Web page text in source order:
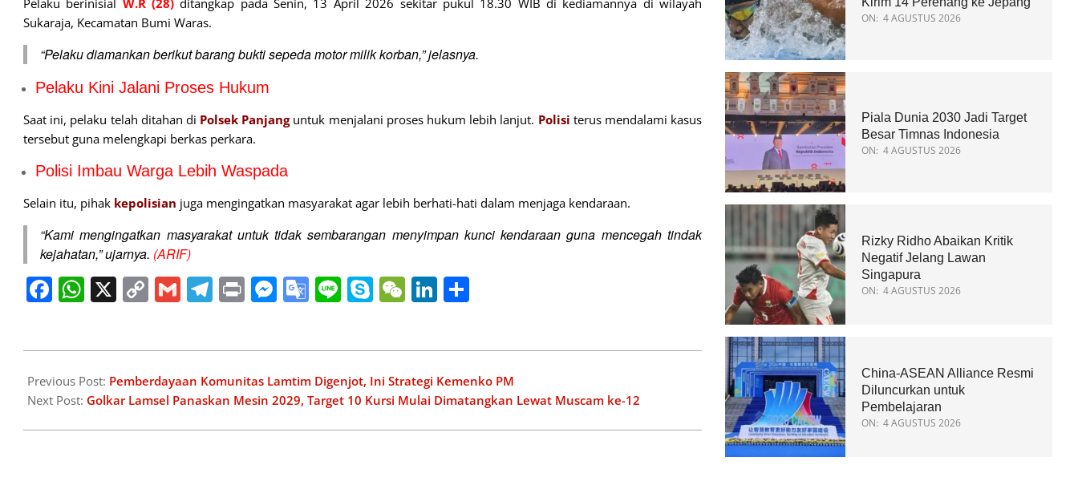
Pelaku berinisial W.R (28) ditangkap pada Senin, 13 April 2026 sekitar pukul 18.30 WIB di kediamannya di wilayah
Sukaraja, Kecamatan Bumi Waras.
“Pelaku diamankan berikut barang bukti sepeda motor milik korban,” jelasnya.
Pelaku Kini Jalani Proses Hukum
Saat ini, pelaku telah ditahan di Polsek Panjanguntuk menjalani proses hukum lebih lanjut. Polisi terus mendalami kasus
tersebut guna melengkapi berkas perkara.
Polisi Imbau Warga Lebih Waspada
Selain itu, pihak kepolisian juga mengingatkan masyarakat agar lebih berhati-hati dalam menjaga kendaraan.
“Kami mengingatkan masyarakat untuk tidak sembarangan menyimpan kunci kendaraan guna mencegah tindak
kejahatan,” ujarnya. (ARIF)
Facebook
WhatsApp
X CopyGmailTelegram
PrintMessenger
Google
LineSkypeWeChat
LinkedIn
04-
18
Previous Post: Pemberdayaan Komunitas Lamtim Digenjot, Ini Strategi Kemenko PM
Next Post: Golkar Lamsel Panaskan Mesin 2029, Target 10 Kursi Mulai Dimatangkan Lewat Muscam ke-12
ON: 4 AGUSTUS 2026
Piala Dunia 2030 Jadi Target
Besar Timnas Indonesia
ON: 4 AGUSTUS 2026
Rizky Ridho Abaikan Kritik
Negatif Jelang Lawan
Singapura
ON: 4 AGUSTUS 2026
China-ASEAN Alliance Resmi
Diluncurkan untuk
Pembelajaran
ON: 4 AGUSTUS 2026